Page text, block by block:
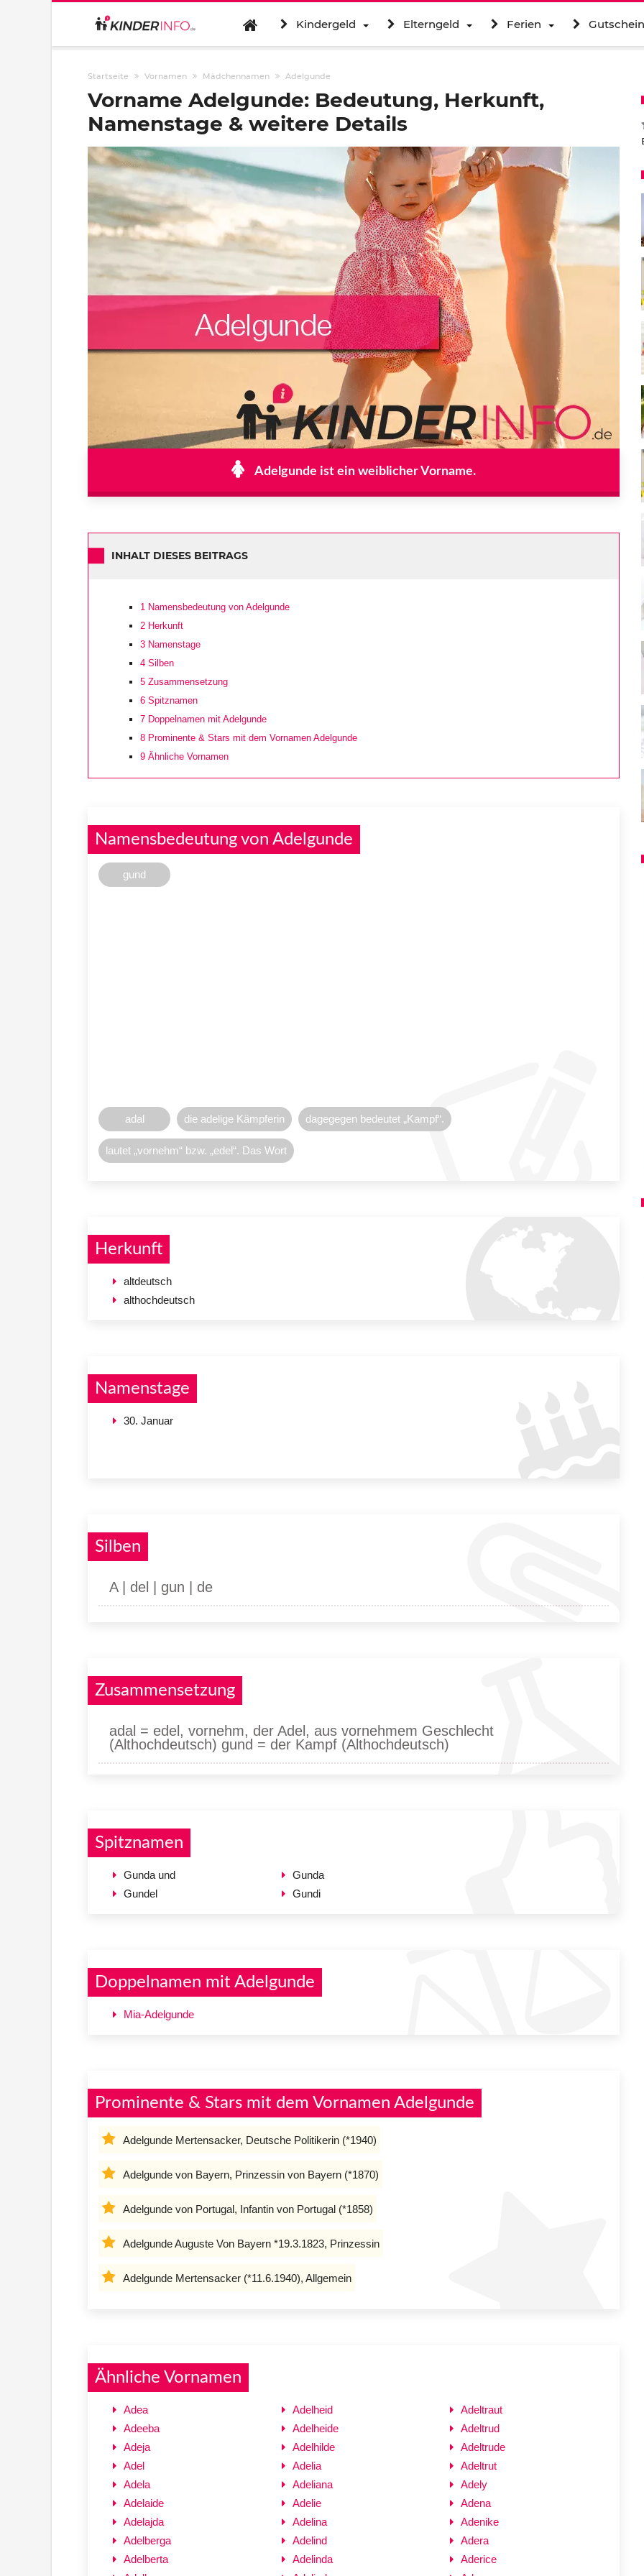
Kindergeld Elterngeld Ferien
Startseite Vornamen Mädchennamen Adelgunde
Vorname Adelgunde: Bedeutung, Herkunft,
Namenstage & weitere Details
Adelgunde ist ein weiblicher Vorname.
INHALT DIESES BEITRAGS
1 Namensbedeutung von Adelgunde
2 Herkunft
3 Namenstage
4 Silben
5 Zusammensetzung
6 Spitznamen
7 Doppelnamen mit Adelgunde
8 Prominente & Stars mit dem Vornamen Adelgunde
9 Ähnliche Vornamen
Namensbedeutung von Adelgunde
gund
adal die adelige Kämpferin dagegegen bedeutet „Kampf“.
lautet „vornehm“ bzw. „edel“. Das Wort
Herkunft
altdeutsch
althochdeutsch
Namenstage
30. Januar
Silben
A | del | gun | de
Zusammensetzung
adal = edel, vornehm, der Adel, aus vornehmem Geschlecht
(Althochdeutsch) gund = der Kampf (Althochdeutsch)
Spitznamen
Gunda und
Gundel
Gunda
Gundi
Doppelnamen mit Adelgunde
Mia-Adelgunde
Prominente & Stars mit dem Vornamen Adelgunde
Adelgunde Mertensacker, Deutsche Politikerin (*1940)
Adelgunde von Bayern, Prinzessin von Bayern (*1870)
Adelgunde von Portugal, Infantin von Portugal (*1858)
Adelgunde Auguste Von Bayern *19.3.1823, Prinzessin
Adelgunde Mertensacker (*11.6.1940), Allgemein
Ähnliche Vornamen
Adea
Adeeba
Adeja
Adel
Adela
Adelaide
Adelajda
Adelberga
Adelberta
Adelheid
Adelheide
Adelhilde
Adelia
Adeliana
Adelie
Adelina
Adelind
Adelinda
Adeltraut
Adeltrud
Adeltrude
Adeltrut
Adely
Adena
Adenike
Adera
Aderice